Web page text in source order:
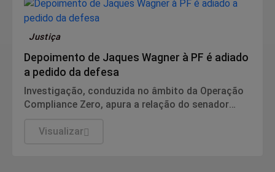
Justiça
Depoimento de Jaques Wagner à PF é adiado
a pedido da defesa
Investigação, conduzida no âmbito da Operação
Compliance Zero, apura a relação do senador
investigadores como um dos elos entre Wagner e
Visualizar